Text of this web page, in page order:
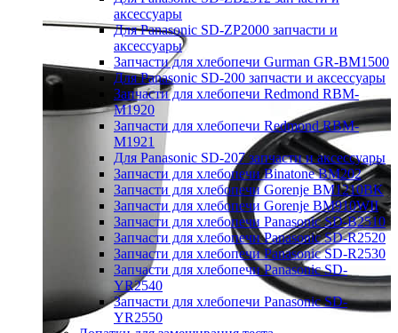
аксессуары
Для Panasonic SD-ZP2000 запчасти и
аксессуары
Запчасти для хлебопечи Gurman GR-BM1500
Для Panasonic SD-200 запчасти и аксессуары
Запчасти для хлебопечи Redmond RBM-
M1920
Запчасти для хлебопечи Redmond RBM-
M1921
Для Panasonic SD-207 запчасти и аксессуары
Запчасти для хлебопечи Binatone BM202
Запчасти для хлебопечи Gorenje BM1210BK
Запчасти для хлебопечи Gorenje BM910WII
Запчасти для хлебопечи Panasonic SD-B2510
Запчасти для хлебопечи Panasonic SD-R2520
Запчасти для хлебопечи Panasonic SD-R2530
Запчасти для хлебопечи Panasonic SD-
YR2540
Запчасти для хлебопечи Panasonic SD-
YR2550